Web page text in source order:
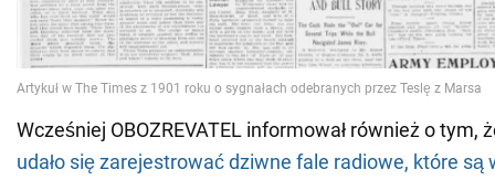
Wcześniej OBOZREVATEL informował również o tym,
udało się zarejestrować dziwne fale radiowe, które są